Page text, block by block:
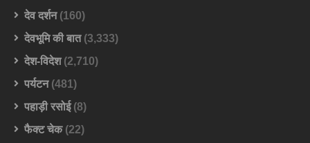
देव दर्शन(160)
देवभूमि की बात(3,333)
देश-विदेश(2,710)
पर्यटन(481)
पहाड़ी रसोई(8)
फैक्ट चेक(22)